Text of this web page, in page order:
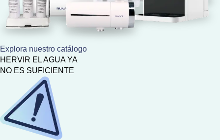
Explora nuestro catálogo
HERVIR EL AGUA YA
NO ES SUFICIENTE